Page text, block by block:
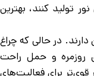
تولید کنند، بهترین
دارند. در حالی که چراغ
روزمره و حمل راحت
برای فعالیت‌های